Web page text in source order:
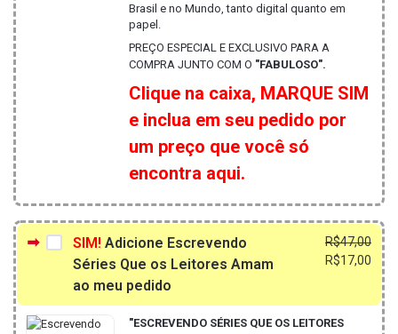
Brasil e no Mundo, tanto digital quanto em
papel.
PREÇO ESPECIAL E EXCLUSIVO PARA A
COMPRA JUNTO COM O "FABULOSO".
Clique na caixa, MARQUE SIM
e inclua em seu pedido por
um preço que você só
encontra aqui.
SIM! Adicione Escrevendo
Séries Que os Leitores Amam
ao meu pedido
R$47,00
era:
R$17,00
atual
"ESCREVENDO SÉRIES QUE OS LEITORES